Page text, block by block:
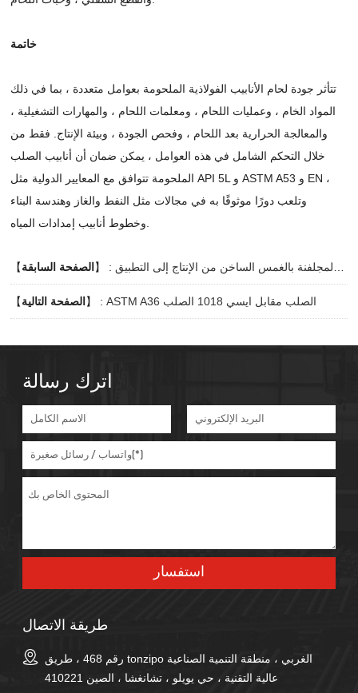
خاتمة
تتأثر جودة لحام الأنابيب الفولاذية الملحومة بعوامل متعددة ، بما في ذلك
المواد الخام ، وعمليات اللحام ، ومعلمات اللحام ، والمهارات التشغيلية ،
والمعالجة الحرارية بعد اللحام ، وفحص الجودة ، وبيئة الإنتاج. فقط من
خلال التحكم الشامل في هذه العوامل ، يمكن ضمان أن أنابيب الصلب
الملحومة تتوافق مع المعايير الدولية مثل API 5L و ASTM A53 و EN ،
وتلعب دورًا موثوقًا به في مجالات مثل النفط والغاز وهندسة البناء
【الصفحة السابقة 】 : فك تشفير العملية الكاملة للأنابيب الفولاذية المجلفنة بالغمس الساخن من الإنتاج إلى التطبيق
【الصفحة التالية 】 : ASTM A36 الصلب مقابل ايسي 1018 الصلب
اترك رسالة
طريقة الاتصال
رقم 468 ، طريق tonzipo الغربي ، منطقة التنمية الصناعية
عالية التقنية ، حي يويلو ، تشانغشا ، الصين 410221